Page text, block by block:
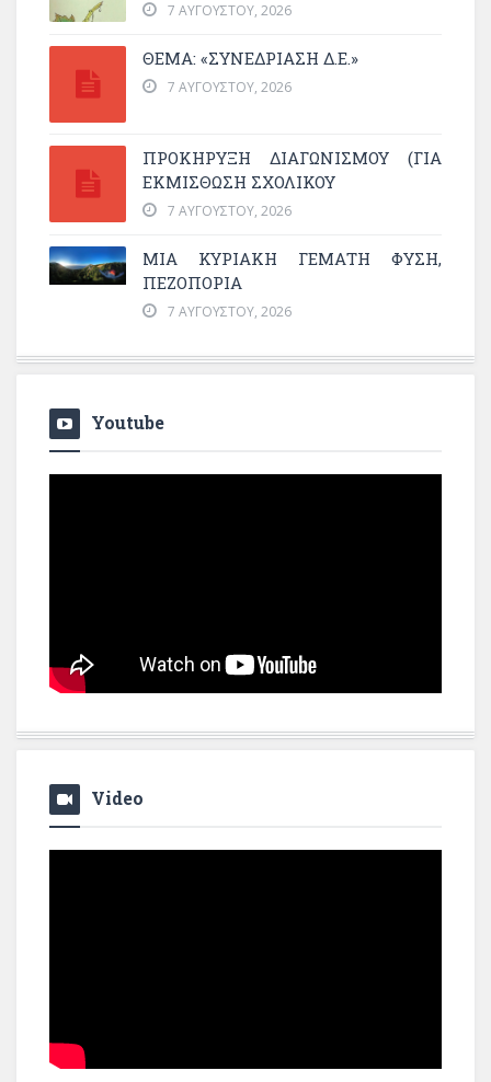
7 ΑΥΓΟΎΣΤΟΥ, 2026
ΘΕΜΑ: «ΣΥΝΕΔΡΊΑΣΗ Δ.Ε.»
7 ΑΥΓΟΎΣΤΟΥ, 2026
ΠΡΟΚΗΡΥΞΗ ΔΙΑΓΩΝΙΣΜΟΥ (ΓΙΑ
ΕΚΜΊΣΘΩΣΗ ΣΧΟΛΙΚΟΎ
7 ΑΥΓΟΎΣΤΟΥ, 2026
ΜΙΑ ΚΥΡΙΑΚΉ ΓΕΜΆΤΗ ΦΎΣΗ,
ΠΕΖΟΠΟΡΊΑ
7 ΑΥΓΟΎΣΤΟΥ, 2026
Youtube
Video